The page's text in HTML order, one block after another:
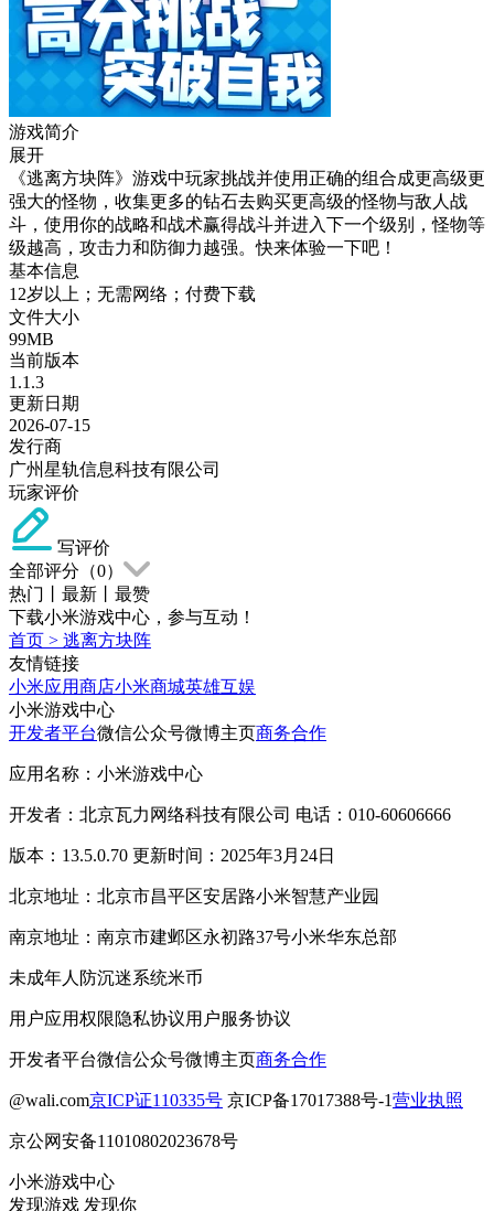
游戏简介
展开
《逃离方块阵》游戏中玩家挑战并使用正确的组合成更高级更
强大的怪物，收集更多的钻石去购买更高级的怪物与敌人战
斗，使用你的战略和战术赢得战斗并进入下一个级别，怪物等
级越高，攻击力和防御力越强。快来体验一下吧！
基本信息
12岁以上；无需网络；付费下载
文件大小
99MB
当前版本
1.1.3
更新日期
2026-07-15
发行商
广州星轨信息科技有限公司
玩家评价
写评价
全部评分（0）
热门
最新
最赞
下载小米游戏中心，参与互动！
首页 > 逃离方块阵
友情链接
小米应用商店小米商城英雄互娱
小米游戏中心
开发者平台微信公众号微博主页商务合作
应用名称：小米游戏中心
开发者：北京瓦力网络科技有限公司 电话：010-60606666
版本：13.5.0.70 更新时间：2025年3月24日
北京地址：北京市昌平区安居路小米智慧产业园
南京地址：南京市建邺区永初路37号小米华东总部
未成年人防沉迷系统米币
用户应用权限隐私协议用户服务协议
开发者平台微信公众号微博主页商务合作
@wali.com京ICP证110335号 京ICP备17017388号-1营业执照
京公网安备11010802023678号
小米游戏中心
发现游戏 发现你